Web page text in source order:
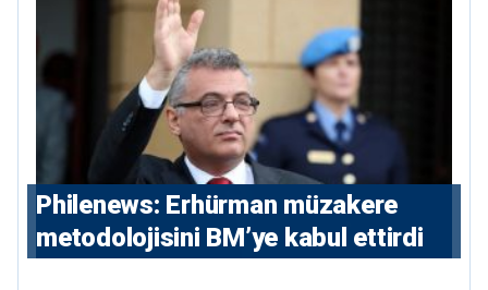
Philenews: Erhürman müzakere
metodolojisini BM’ye kabul ettirdi